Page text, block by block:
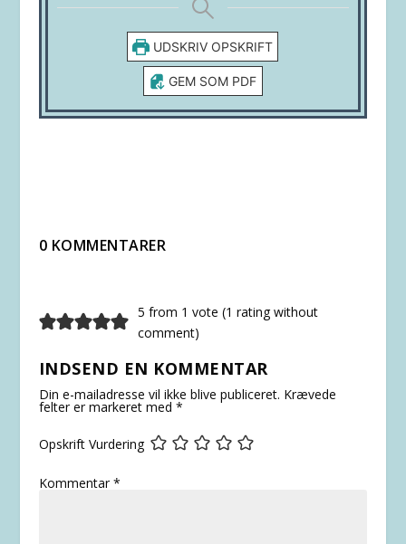
UDSKRIV OPSKRIFT
GEM SOM PDF
0 KOMMENTARER
5 from 1 vote (1 rating without
comment)
INDSEND EN KOMMENTAR
Din e-mailadresse vil ikke blive publiceret. Krævede
felter er markeret med *
Opskrift Vurdering
Kommentar*